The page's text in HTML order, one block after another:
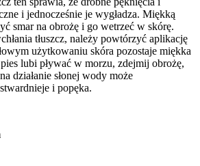
i jednocześnie je wygładza. Miękką
smar na obrożę i go wetrzeć w skórę.
tłuszcz, należy powtórzyć aplikację
użytkowaniu skóra pozostaje miękka
lubi pływać w morzu, zdejmij obrożę,
działanie słonej wody może
i popęka.